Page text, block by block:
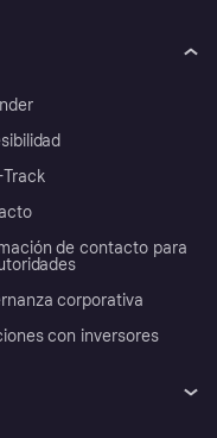
de contacto para
corporativa
con inversores